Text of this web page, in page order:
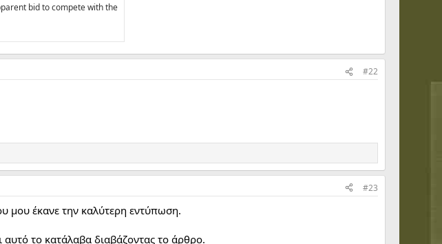
bid to compete with the
#22
#23
μου έκανε την καλύτερη εντύπωση.
αυτό το κατάλαβα διαβάζοντας το άρθρο.